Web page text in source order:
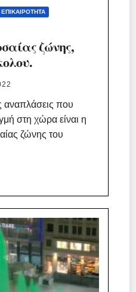
ΕΠΙΚΑΙΡΌΤΗΤΑ
ζώνης,
αναπλάσεις που
στη χώρα είναι η
ζώνης του